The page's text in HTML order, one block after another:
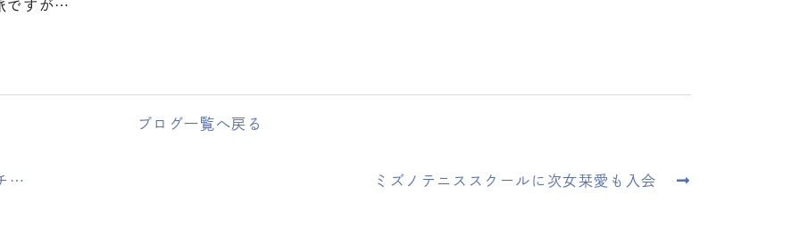
ですが…
ブログ一覧へ戻る
… ミズノテニススクールに次女栞愛も入会